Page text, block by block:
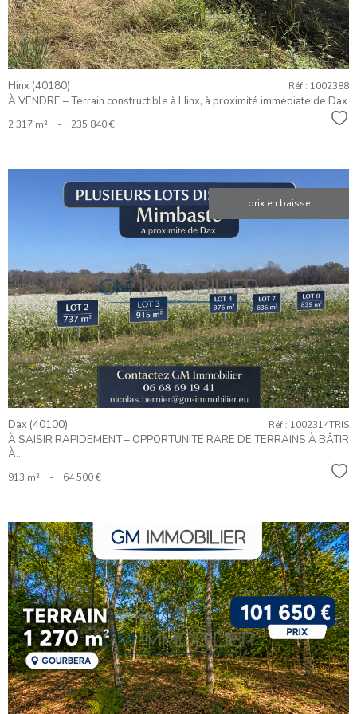
Hinx (40180)
À VENDRE – Terrain constructible à Hinx, à proximité immédiate de Dax
Réf : 1002388
2 317 m² - 235 840 €
prix en baisse
VOIR LE
BIEN
Dax (40100)
À SAISIR RAPIDEMENT – OPPORTUNITÉ RARE DE TERRAINS À BÂTIR
À...
Réf : 1002314TRIS
913 m² - 64 500 €
VOIR LE
BIEN